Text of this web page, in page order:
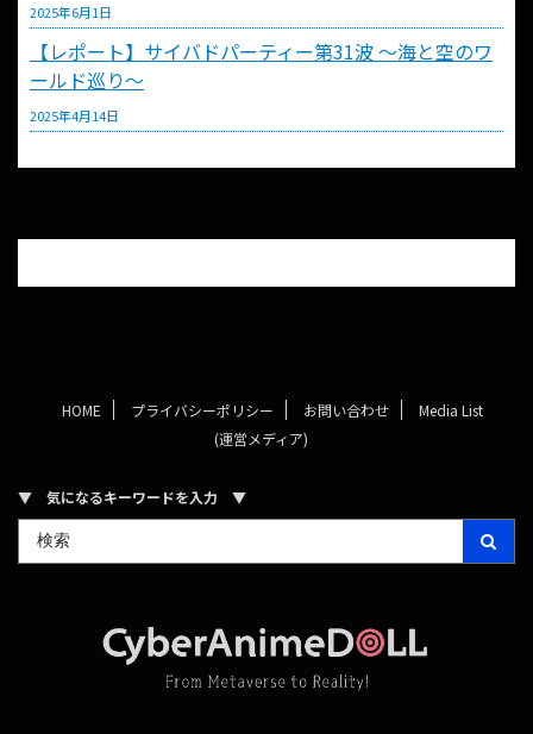
2025年6月1日
【レポート】サイバドパーティー第31波 〜海と空のワ
ールド巡り〜
2025年4月14日
HOME プライバシーポリシー お問い合わせ
Media List
(運営メディア)
▼ 気になるキーワードを入力 ▼